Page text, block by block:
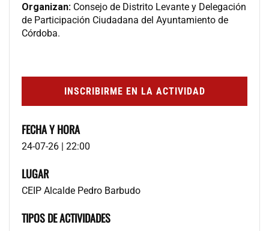
Organizan: Consejo de Distrito Levante y Delegación
de Participación Ciudadana del Ayuntamiento de
Córdoba.
INSCRIBIRME EN LA ACTIVIDAD
FECHA Y HORA
24-07-26 | 22:00
LUGAR
CEIP Alcalde Pedro Barbudo
TIPOS DE ACTIVIDADES